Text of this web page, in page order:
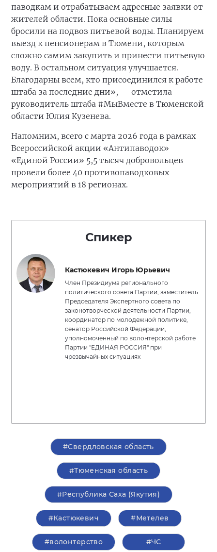
паводкам и отрабатываем адресные заявки от
жителей области. Пока основные силы
бросили на подвоз питьевой воды. Планируем
выезд к пенсионерам в Тюмени, которым
сложно самим закупить и принести питьевую
воду. В остальном ситуация улучшается.
Благодарны всем, кто присоединился к работе
штаба за последние дни», — отметила
руководитель штаба #МыВместе в Тюменской
области Юлия Кузенева.
Напомним, всего с марта 2026 года в рамках
Всероссийской акции «Антипаводок»
«Единой России» 5,5 тысяч добровольцев
провели более 40 противопаводковых
мероприятий в 18 регионах.
Спикер
Кастюкевич Игорь Юрьевич
Член Президиума регионального
политического совета Партии, заместитель
Председателя Экспертного совета по
законотворческой деятельности Партии,
координатор по молодежной политике,
сенатор Российской Федерации,
уполномоченный по волонтерской работе
Партии "ЕДИНАЯ РОССИЯ" при
чрезвычайных ситуациях
#Свердловская область
#Тюменская область
#Республика Саха (Якутия)
#Кастюкевич #Метелев
#волонтерство #ЧС